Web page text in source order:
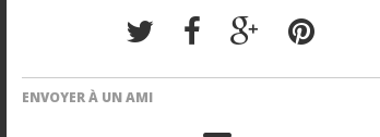
ENVOYER À UN AMI